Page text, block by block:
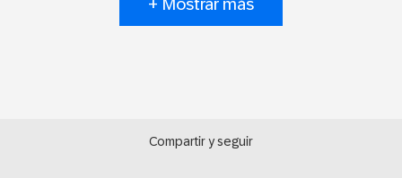
+ Mostrar más
Compartir y seguir